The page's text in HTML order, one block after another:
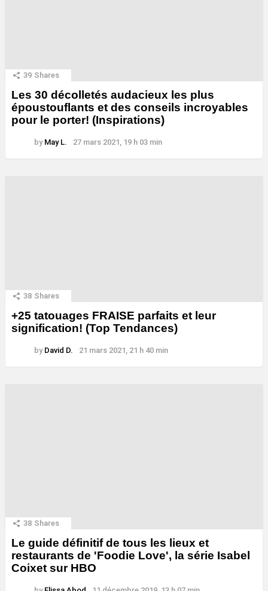
39 Shares
Les 30 décolletés audacieux les plus
époustouflants et des conseils incroyables
pour le porter! (Inspirations)
by May L. 27 mars 2021, 19 h 03 min
38 Shares
+25 tatouages ​​FRAISE parfaits et leur
signification! (Top Tendances)
by David D. 21 mars 2021, 21 h 40 min
38 Shares
Le guide définitif de tous les lieux et
restaurants de 'Foodie Love', la série Isabel
Coixet sur HBO